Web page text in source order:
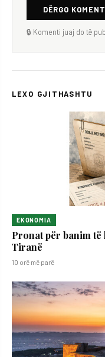
DËRGO
🔒 Komenti juaj do të
LEXO GJITHASHTU
EKONOMIA
Pronat për banim të
Tiranë
10 orë më parë